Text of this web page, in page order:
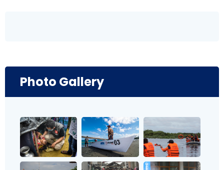
Photo Gallery